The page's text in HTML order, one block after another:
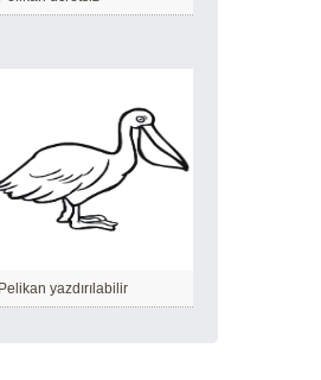
Pelikan yazdırılabilir